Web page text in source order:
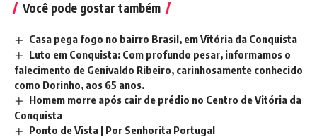
Você pode gostar também
Casa pega fogo no bairro Brasil, em Vitória da Conquista
Luto em Conquista: Com profundo pesar, informamos o
falecimento de Genivaldo Ribeiro, carinhosamente conhecido
como Dorinho, aos 65 anos.
Homem morre após cair de prédio no Centro de Vitória da
Conquista
Ponto de Vista | Por Senhorita Portugal